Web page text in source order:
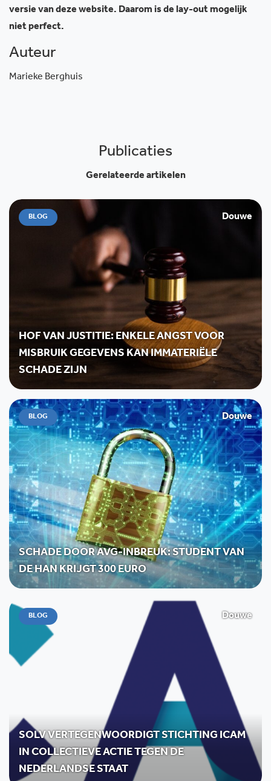
versie van deze website. Daarom is de lay-out mogelijk
niet perfect.
Auteur
Marieke Berghuis
Publicaties
Gerelateerde artikelen
BLOG Douwe
HOF VAN JUSTITIE: ENKELE ANGST VOOR
MISBRUIK GEGEVENS KAN IMMATERIËLE
SCHADE ZIJN
BLOG Douwe
SCHADE DOOR AVG-INBREUK: STUDENT VAN
DE HAN KRIJGT 300 EURO
BLOG Douwe
SOLV VERTEGENWOORDIGT STICHTING ICAM
IN COLLECTIEVE ACTIE TEGEN DE
NEDERLANDSE STAAT